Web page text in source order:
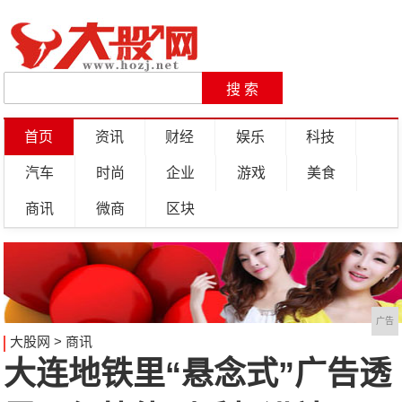
首页 资讯 财经 娱乐 科技
汽车 时尚 企业 游戏 美食
商讯 微商 区块
广告
大股网 > 商讯
大连地铁里“悬念式”广告透